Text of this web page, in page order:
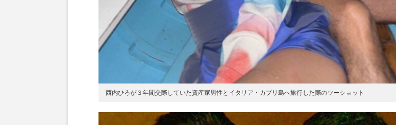
西内ひろが３年間交際していた資産家男性とイタリア・カプリ島へ旅行した際のツーショット